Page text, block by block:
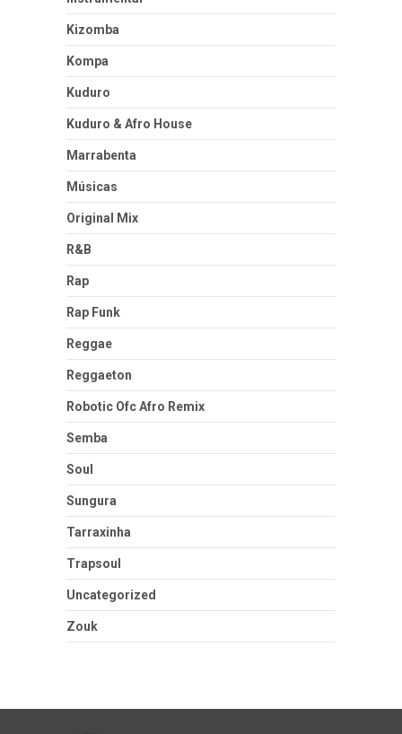
Kizomba
Kompa
Kuduro
Kuduro & Afro House
Marrabenta
Músicas
Original Mix
R&B
Rap
Rap Funk
Reggae
Reggaeton
Robotic Ofc Afro Remix
Semba
Soul
Sungura
Tarraxinha
Trapsoul
Uncategorized
Zouk